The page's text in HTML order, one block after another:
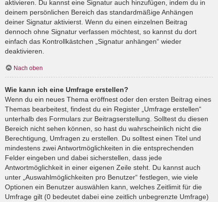
aktivieren. Du kannst eine Signatur auch hinzufügen, indem du in
deinem persönlichen Bereich das standardmäßige Anhängen
deiner Signatur aktivierst. Wenn du einen einzelnen Beitrag
dennoch ohne Signatur verfassen möchtest, so kannst du dort
einfach das Kontrollkästchen „Signatur anhängen“ wieder
deaktivieren.
Nach oben
Wie kann ich eine Umfrage erstellen?
Wenn du ein neues Thema eröffnest oder den ersten Beitrag eines
Themas bearbeitest, findest du ein Register „Umfrage erstellen“
unterhalb des Formulars zur Beitragserstellung. Solltest du diesen
Bereich nicht sehen können, so hast du wahrscheinlich nicht die
Berechtigung, Umfragen zu erstellen. Du solltest einen Titel und
mindestens zwei Antwortmöglichkeiten in die entsprechenden
Felder eingeben und dabei sicherstellen, dass jede
Antwortmöglichkeit in einer eigenen Zeile steht. Du kannst auch
unter „Auswahlmöglichkeiten pro Benutzer“ festlegen, wie viele
Optionen ein Benutzer auswählen kann, welches Zeitlimit für die
Umfrage gilt (0 bedeutet dabei eine zeitlich unbegrenzte Umfrage)